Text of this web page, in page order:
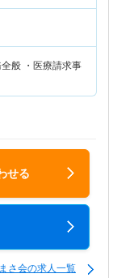
全般 ・医療請求事
せる
さ会の求人一覧